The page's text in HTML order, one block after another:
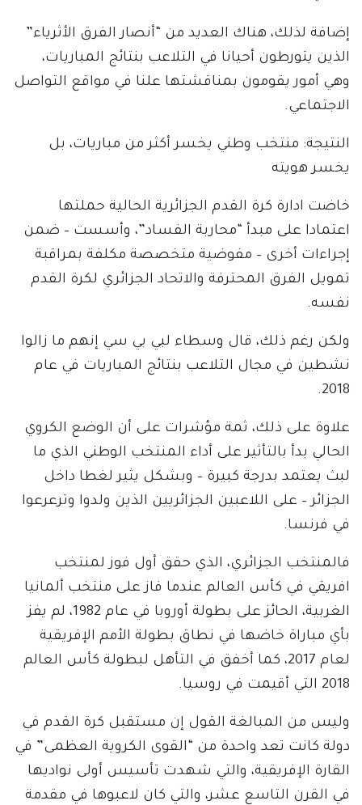
إضافة لذلك، هناك العديد من “أنصار الفرق الأثرياء”
الذين يتورطون أحيانا في التلاعب بنتائج المباريات،
وهي أمور يقومون بمناقشتها علنا في مواقع التواصل
الاجتماعي.
النتيجة: منتخب وطني يخسر أكثر من مباريات، بل
يخسر هويته
خاضت ادارة كرة القدم الجزائرية الحالية حملتها
اعتمادا على مبدأ “محاربة الفساد”، وأسست – ضمن
إجراءات أخرى – مفوضية متخصصة مكلفة بمراقبة
تمويل الفرق المحترفة والاتحاد الجزائري لكرة القدم
نفسه.
ولكن رغم ذلك، قال وسطاء لبي بي سي إنهم ما زالوا
نشطين في مجال التلاعب بنتائج المباريات في عام
2018.
علاوة على ذلك، ثمة مؤشرات على أن الوضع الكروي
الحالي بدأ بالتأثير على أداء المنتخب الوطني الذي ما
لبث يعتمد بدرجة كبيرة – وبشكل يثير لغطا داخل
الجزائر – على اللاعبين الجزائريين الذين ولدوا وترعرعوا
في فرنسا.
فالمنتخب الجزائري، الذي حقق أول فوز لمنتخب
افريقي في كأس العالم عندما فاز على منتخب ألمانيا
الغربية، الحائز على بطولة أوروبا في عام 1982، لم يفز
بأي مباراة خاضها في نطاق بطولة الأمم الإفريقية
لعام 2017، كما أخفق في التأهل لبطولة كأس العالم
2018 التي أقيمت في روسيا.
وليس من المبالغة القول إن مستقبل كرة القدم في
دولة كانت تعد واحدة من “القوى الكروية العظمى” في
القارة الإفريقية، والتي شهدت تأسيس أولى نواديها
في القرن التاسع عشر، والتي كان لاعبوها في مقدمة